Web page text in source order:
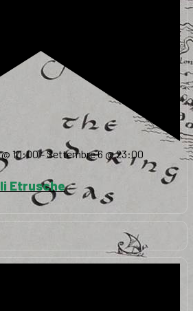
10:00-Settembre 6 @ 23:00
Etrusche